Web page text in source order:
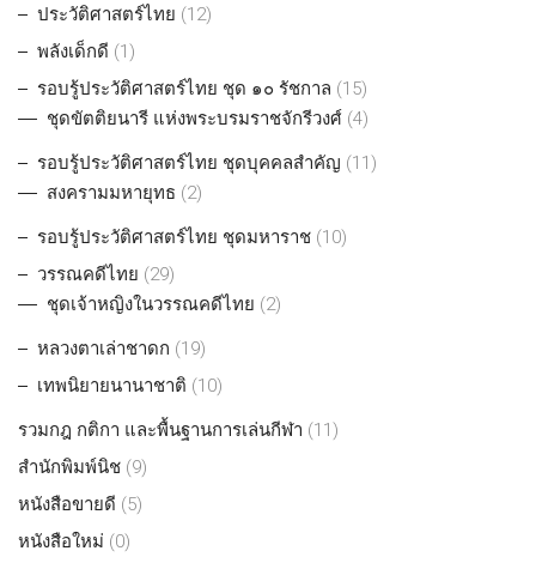
ประวัติศาสตร์ไทย (12)
พลังเด็กดี (1)
รอบรู้ประวัติศาสตร์ไทย ชุด ๑๐ รัชกาล (15)
ชุดขัตติยนารี แห่งพระบรมราชจักรีวงศ์ (4)
รอบรู้ประวัติศาสตร์ไทย ชุดบุคคลสำคัญ (11)
สงครามมหายุทธ (2)
รอบรู้ประวัติศาสตร์ไทย ชุดมหาราช (10)
วรรณคดีไทย (29)
ชุดเจ้าหญิงในวรรณคดีไทย (2)
หลวงตาเล่าชาดก (19)
เทพนิยายนานาชาติ (10)
รวมกฎ กติกา และพื้นฐานการเล่นกีฬา (11)
สำนักพิมพ์นิช (9)
หนังสือขายดี (5)
หนังสือใหม่ (0)